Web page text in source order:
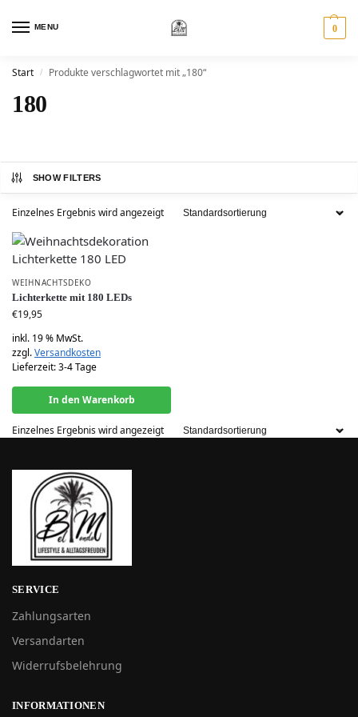
MENU 0
Start / Produkte verschlagwortet mit „180“
180
SHOW FILTERS
Einzelnes Ergebnis wird angezeigt
WEIHNACHTSDEKO
Lichterkette mit 180 LEDs
€19,95
inkl. 19 % MwSt.
zzgl.Versandkosten
Lieferzeit:3-4 Tage
In den Warenkorb
Einzelnes Ergebnis wird angezeigt
SERVICE
Zahlungsarten
Versandarten
Widerrufsbelehrung
INFORMATIONEN